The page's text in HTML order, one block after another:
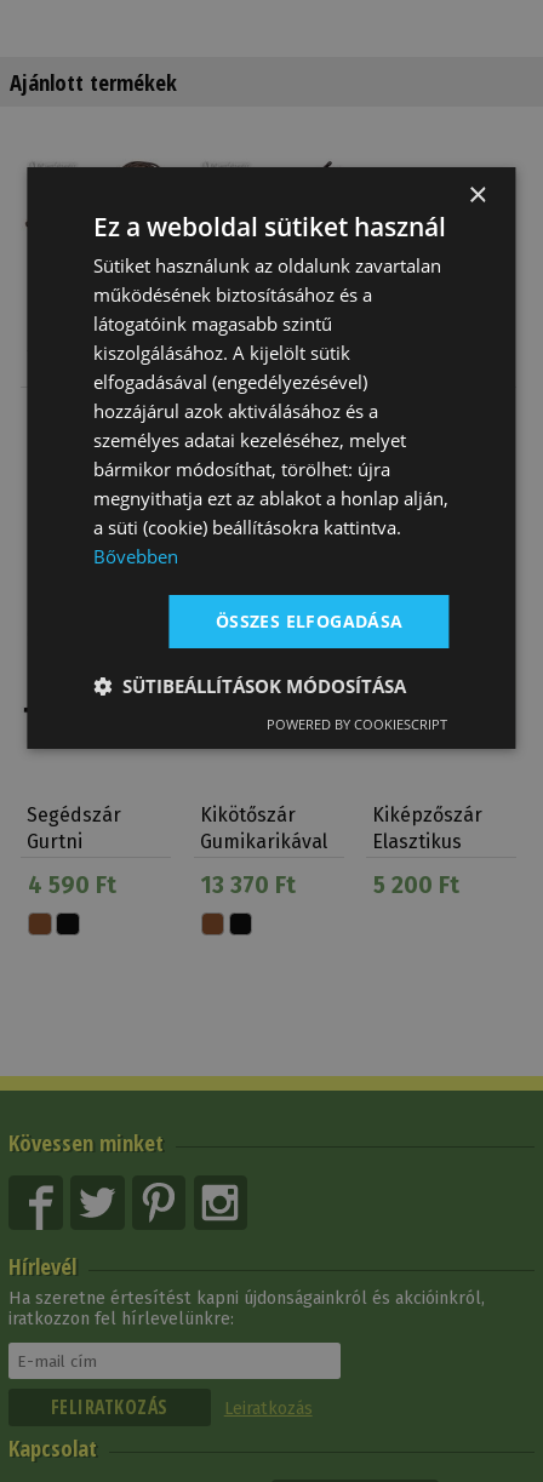
Ajánlott termékek
Segédszár Bőr
9 320 Ft
Segédszár
Daslö Póni
Gömb Zsinór
16 810 Ft 24 000 Ft
Segédszár
Gurtni
4 590 Ft
Kikötőszár
Gumikarikával
13 370 Ft
Kiképzőszár
Elasztikus
5 200 Ft
Kövessen minket
Hírlevél
Ha szeretne értesítést kapni újdonságainkról és akcióinkról,
iratkozzon fel hírlevelünkre:
Leiratkozás
Kapcsolat
×
Ez a weboldal sütiket használ
Sütiket használunk az oldalunk zavartalan
működésének biztosításához és a
látogatóink magasabb szintű
kiszolgálásához. A kijelölt sütik
elfogadásával (engedélyezésével)
hozzájárul azok aktiválásához és a
személyes adatai kezeléséhez, melyet
bármikor módosíthat, törölhet: újra
megnyithatja ezt az ablakot a honlap alján,
a süti (cookie) beállításokra kattintva.
Bővebben
ÖSSZES ELFOGADÁSA
SÜTIBEÁLLÍTÁSOK MÓDOSÍTÁSA
POWERED BY COOKIESCRIPT